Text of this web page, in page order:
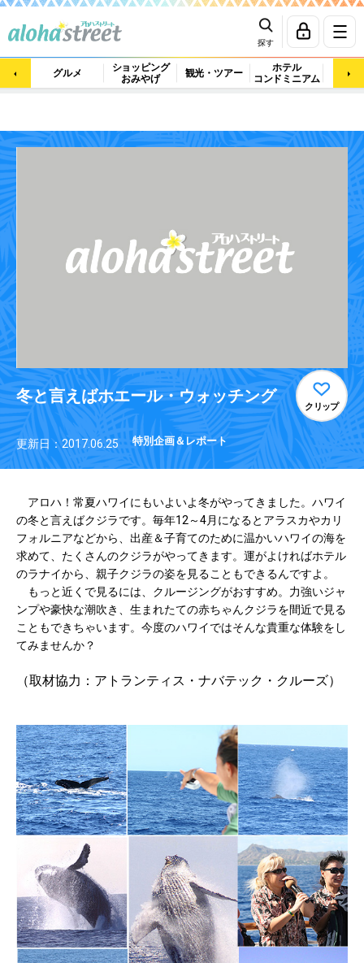
探す
グルメ
ショッピング
おみやげ
観光・ツアー
ホテル
コンドミニアム
マッ
冬と言えばホエール・ウォッチング
クリップ
更新日：2017.06.25 特別企画＆レポート
アロハ！常夏ハワイにもいよいよ冬がやってきました。ハワイ
の冬と言えばクジラです。毎年12～4月になるとアラスカやカリ
フォルニアなどから、出産＆子育てのために温かいハワイの海を
求めて、たくさんのクジラがやってきます。運がよければホテル
のラナイから、親子クジラの姿を見ることもできるんですよ。
もっと近くで見るには、クルージングがおすすめ。力強いジャ
ンプや豪快な潮吹き、生まれたての赤ちゃんクジラを間近で見る
こともできちゃいます。今度のハワイではそんな貴重な体験をし
てみませんか？
（取材協力：アトランティス・ナバテック・クルーズ）